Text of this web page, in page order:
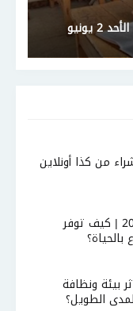
فتح باب التظلمات لطلاب الإعدادية من الأحد 2 يونيو
من كذا أونلاين
5 نصائح لتحقيق الادخار الذكي في 2026 | كيف توفر
ونظافة
الطويل؟